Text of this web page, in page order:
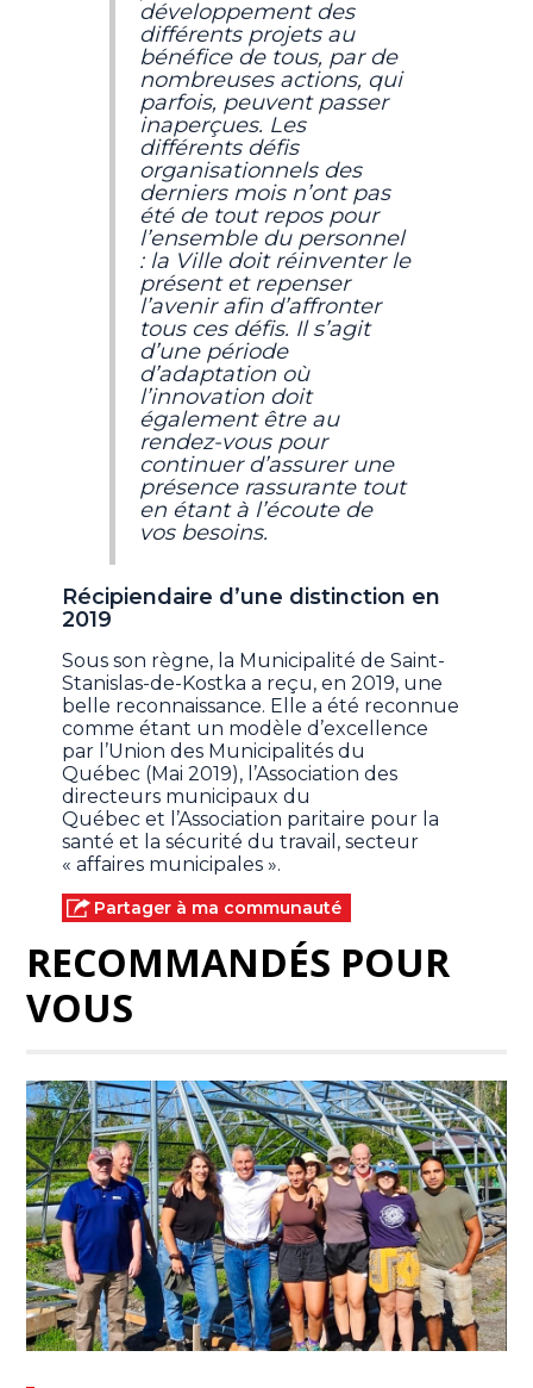
développement des
différents projets au
bénéfice de tous, par de
nombreuses actions, qui
parfois, peuvent passer
inaperçues. Les
différents défis
organisationnels des
derniers mois n’ont pas
été de tout repos pour
l’ensemble du personnel
: la Ville doit réinventer le
présent et repenser
l’avenir afin d’affronter
tous ces défis. Il s’agit
d’une période
d’adaptation où
l’innovation doit
également être au
rendez-vous pour
continuer d’assurer une
présence rassurante tout
en étant à l’écoute de
vos besoins.
Récipiendaire d’une distinction en
2019
Sous son règne, la Municipalité de Saint-
Stanislas-de-Kostka a reçu, en 2019, une
belle reconnaissance. Elle a été reconnue
comme étant un modèle d’excellence
par l’Union des Municipalités du
Québec (Mai 2019), l’Association des
directeurs municipaux du
Québec et l’Association paritaire pour la
santé et la sécurité du travail, secteur
« affaires municipales ».
Partager à ma communauté
RECOMMANDÉS POUR
VOUS